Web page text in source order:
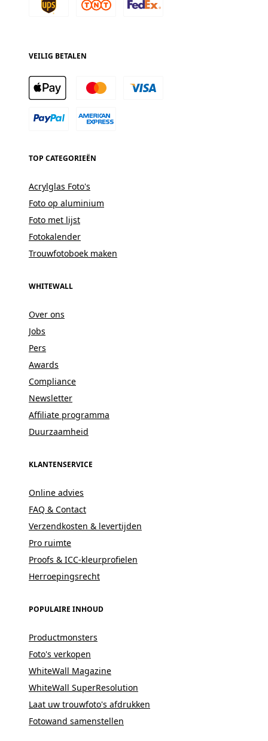
VEILIG BETALEN
TOP CATEGORIEËN
Acrylglas Foto's
Foto op aluminium
Foto met lijst
Fotokalender
Trouwfotoboek maken
WHITEWALL
Over ons
Jobs
Pers
Awards
Compliance
Newsletter
Affiliate programma
Duurzaamheid
KLANTENSERVICE
Online advies
FAQ & Contact
Verzendkosten & levertijden
Pro ruimte
Proofs & ICC-kleurprofielen
Herroepingsrecht
POPULAIRE INHOUD
Productmonsters
Foto's verkopen
WhiteWall Magazine
WhiteWall SuperResolution
Laat uw trouwfoto's afdrukken
Fotowand samenstellen